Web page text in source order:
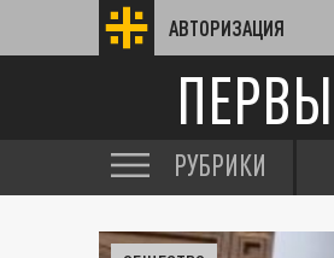
АВТОРИЗАЦИЯ
РУБРИКИ